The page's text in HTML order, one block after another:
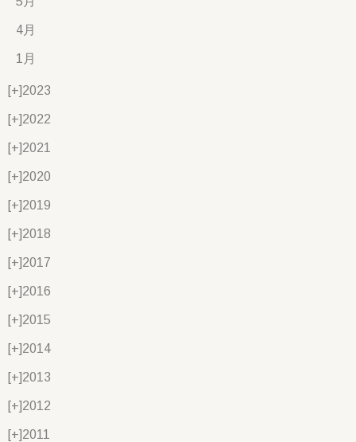
4月
1月
[+]2023
[+]2022
[+]2021
[+]2020
[+]2019
[+]2018
[+]2017
[+]2016
[+]2015
[+]2014
[+]2013
[+]2012
[+]2011